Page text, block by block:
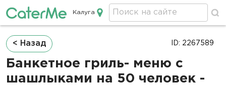
Кейтеринг в Калуге
Калуга
Строка
навигации
< Назад
Банкетное гриль- меню с
шашлыками на 50 человек -
ID: 2267589